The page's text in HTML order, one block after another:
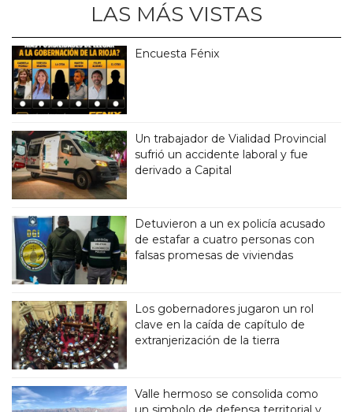
LAS MÁS VISTAS
Encuesta Fénix
Un trabajador de Vialidad Provincial
sufrió un accidente laboral y fue
derivado a Capital
Detuvieron a un ex policía acusado
de estafar a cuatro personas con
falsas promesas de viviendas
Los gobernadores jugaron un rol
clave en la caída de capítulo de
extranjerización de la tierra
Valle hermoso se consolida como